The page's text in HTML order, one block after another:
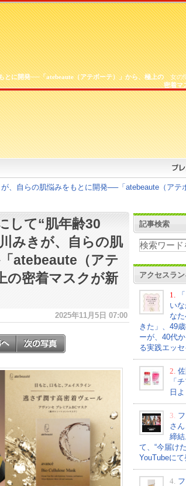
女の
とに開発──「atebeaute（アテボーテ）」から、極上の
密着マ
、自らの肌悩みをもとに開発──「atebeaute（ア
して“肌年齢30
みきが、自らの肌
atebeaute（アテ
の密着マスクが新
2025年11月5日 07:00
記事検索
アクセスラ
1.
い
な
きた」、49
ーが、40代
る実践エッセ
2.
「
日
3.
さ
締
て、“今届け
YouTubeにて
4.